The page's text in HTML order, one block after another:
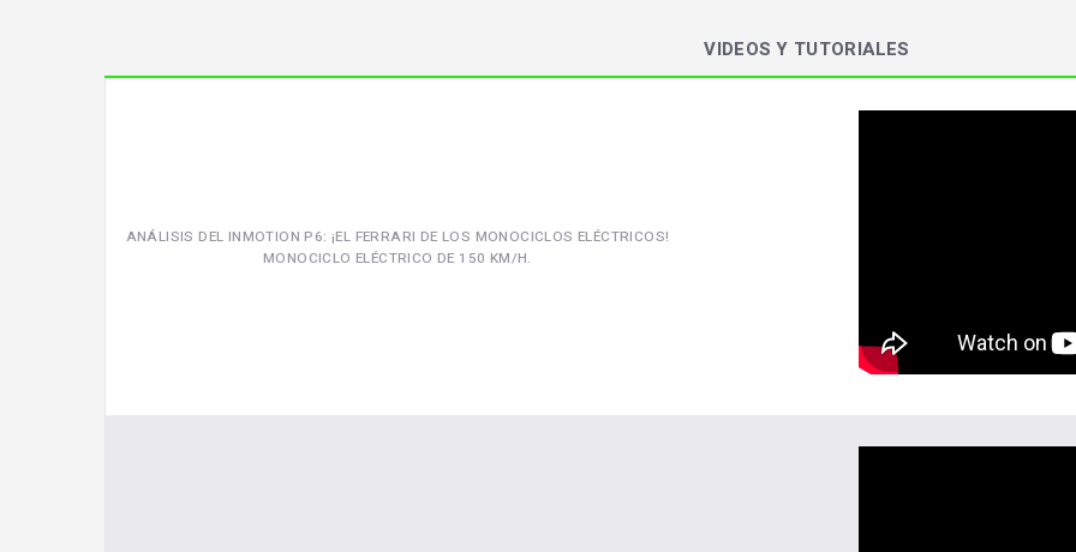
VIDEOS Y TUTORIALES
ANÁLISIS DEL INMOTION P6: ¡EL FERRARI DE LOS MONOCICLOS ELÉCTRICOS!
MONOCICLO ELÉCTRICO DE 150 KM/H.